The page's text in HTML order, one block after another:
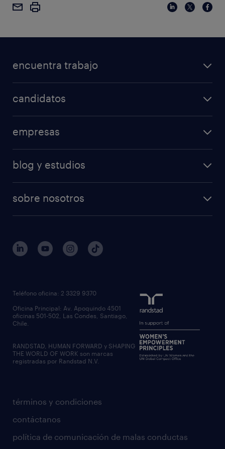
encuentra trabajo
candidatos
empresas
blog y estudios
sobre nosotros
términos y condiciones
contáctanos
política de comunicación de malas conductas
Teléfono oficina: 2 3329 9370
Oficina Principal: Av. Apoquindo 4501
oficinas 501-502, Las Condes, Santiago,
Chile.
RANDSTAD, HUMAN FORWARD y SHAPING
THE WORLD OF WORK son marcas
registradas por Randstad N.V.